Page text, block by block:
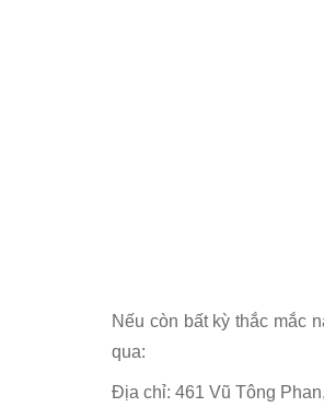
Nếu còn bất kỳ thắc mắc
qua:
Địa chỉ: 461 Vũ Tông